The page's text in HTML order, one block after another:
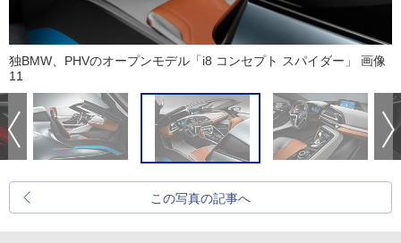
独BMW、PHVのオープンモデル「i8 コンセプト スパイダー」 画像
11
この写真の記事へ